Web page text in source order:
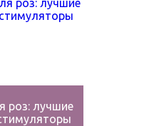
роз: лучшие